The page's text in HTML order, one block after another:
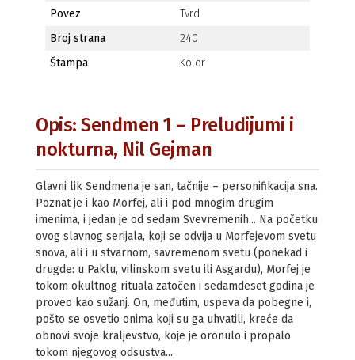
Povez
Tvrd
Broj strana
240
Štampa
Kolor
Opis: Sendmen 1 – Preludijumi i
nokturna, Nil Gejman
Glavni lik Sendmena je san, tačnije – personifikacija sna.
Poznat je i kao Morfej, ali i pod mnogim drugim
imenima, i jedan je od sedam Svevremenih... Na početku
ovog slavnog serijala, koji se odvija u Morfejevom svetu
snova, ali i u stvarnom, savremenom svetu (ponekad i
drugde: u Paklu, vilinskom svetu ili Asgardu), Morfej je
tokom okultnog rituala zatočen i sedamdeset godina je
proveo kao sužanj. On, međutim, uspeva da pobegne i,
pošto se osvetio onima koji su ga uhvatili, kreće da
obnovi svoje kraljevstvo, koje je oronulo i propalo
tokom njegovog odsustva...